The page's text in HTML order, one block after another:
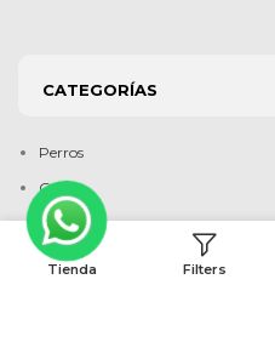
CATEGORÍAS
Perros
Gatos
Marcas
Otros
Tienda Filters